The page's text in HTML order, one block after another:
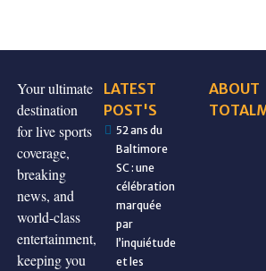
Your ultimate
destination
for live sports
coverage,
breaking
news, and
world-class
entertainment,
keeping you
LATEST
POST'S
52 ans du
Baltimore
SC : une
célébration
marquée
par
l’inquiétude
et les
ABOUT